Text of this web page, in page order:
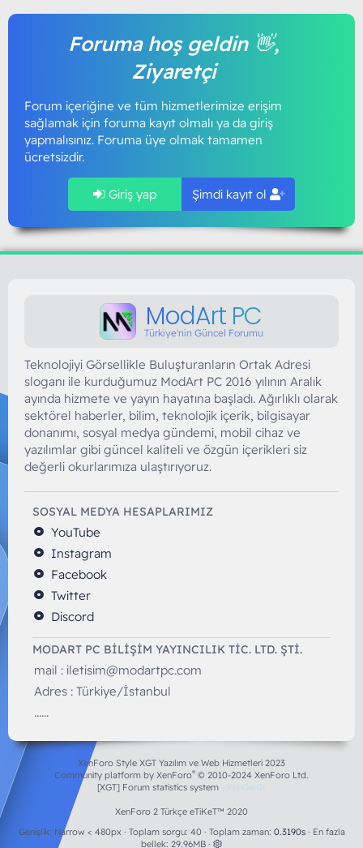
Foruma hoş geldin 👋,
Ziyaretçi
Forum içeriğine ve tüm hizmetlerimize erişim
sağlamak için foruma kayıt olmalı ya da giriş
yapmalısınız. Foruma üye olmak tamamen
ücretsizdir.
Giriş yap Şimdi kayıt ol
ModArt PC
Türkiye'nin Güncel Forumu
Teknolojiyi Görsellikle Buluşturanların Ortak Adresi
sloganı ile kurduğumuz ModArt PC 2016 yılının Aralık
ayında hizmete ve yayın hayatına başladı. Ağırlıklı olarak
sektörel haberler, bilim, teknolojik içerik, bilgisayar
donanımı, sosyal medya gündemi, mobil cihaz ve
yazılımlar gibi güncel kaliteli ve özgün içerikleri siz
değerli okurlarımıza ulaştırıyoruz.
SOSYAL MEDYA HESAPLARIMIZ
YouTube
Instagram
Facebook
Twitter
Discord
MODART PC BILIŞIM YAYINCILIK TİC. LTD. ŞTİ.
mail : iletisim@modartpc.com
Adres : Türkiye/İstanbul
......
XenForo Style XGT Yazılım ve Web Hizmetleri 2023
Community platform by XenForo® © 2010-2024 XenForo Ltd.
[XGT] Forum statistics system
- XenGenTr
XenForo 2 Türkçe eTiKeT™ 2020
Genişlik
Toplam sorgu 40 Toplam zaman 0.3190s
En fazla
bellek 29.96MB